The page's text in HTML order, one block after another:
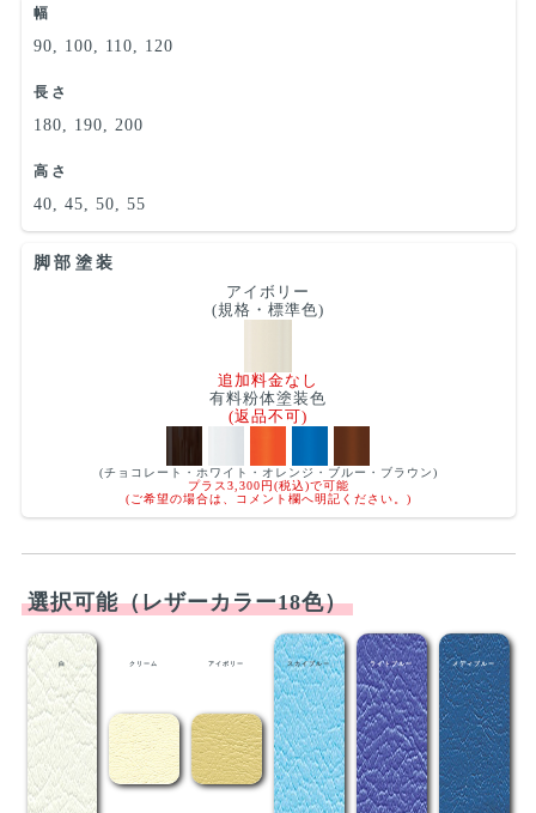
幅
90, 100, 110, 120
長さ
180, 190, 200
高さ
40, 45, 50, 55
脚部塗装
アイボリー
(規格・標準色)
追加料金なし
有料粉体塗装色
(返品不可)
(チョコレート・ホワイト・オレンジ・ブルー・ブラウン)
プラス3,300円(税込)で可能
(ご希望の場合は、コメント欄へ明記ください。)
選択可能（レザーカラー18色）
白 クリーム アイボリー スカイブルー ライトブルー メディブルー